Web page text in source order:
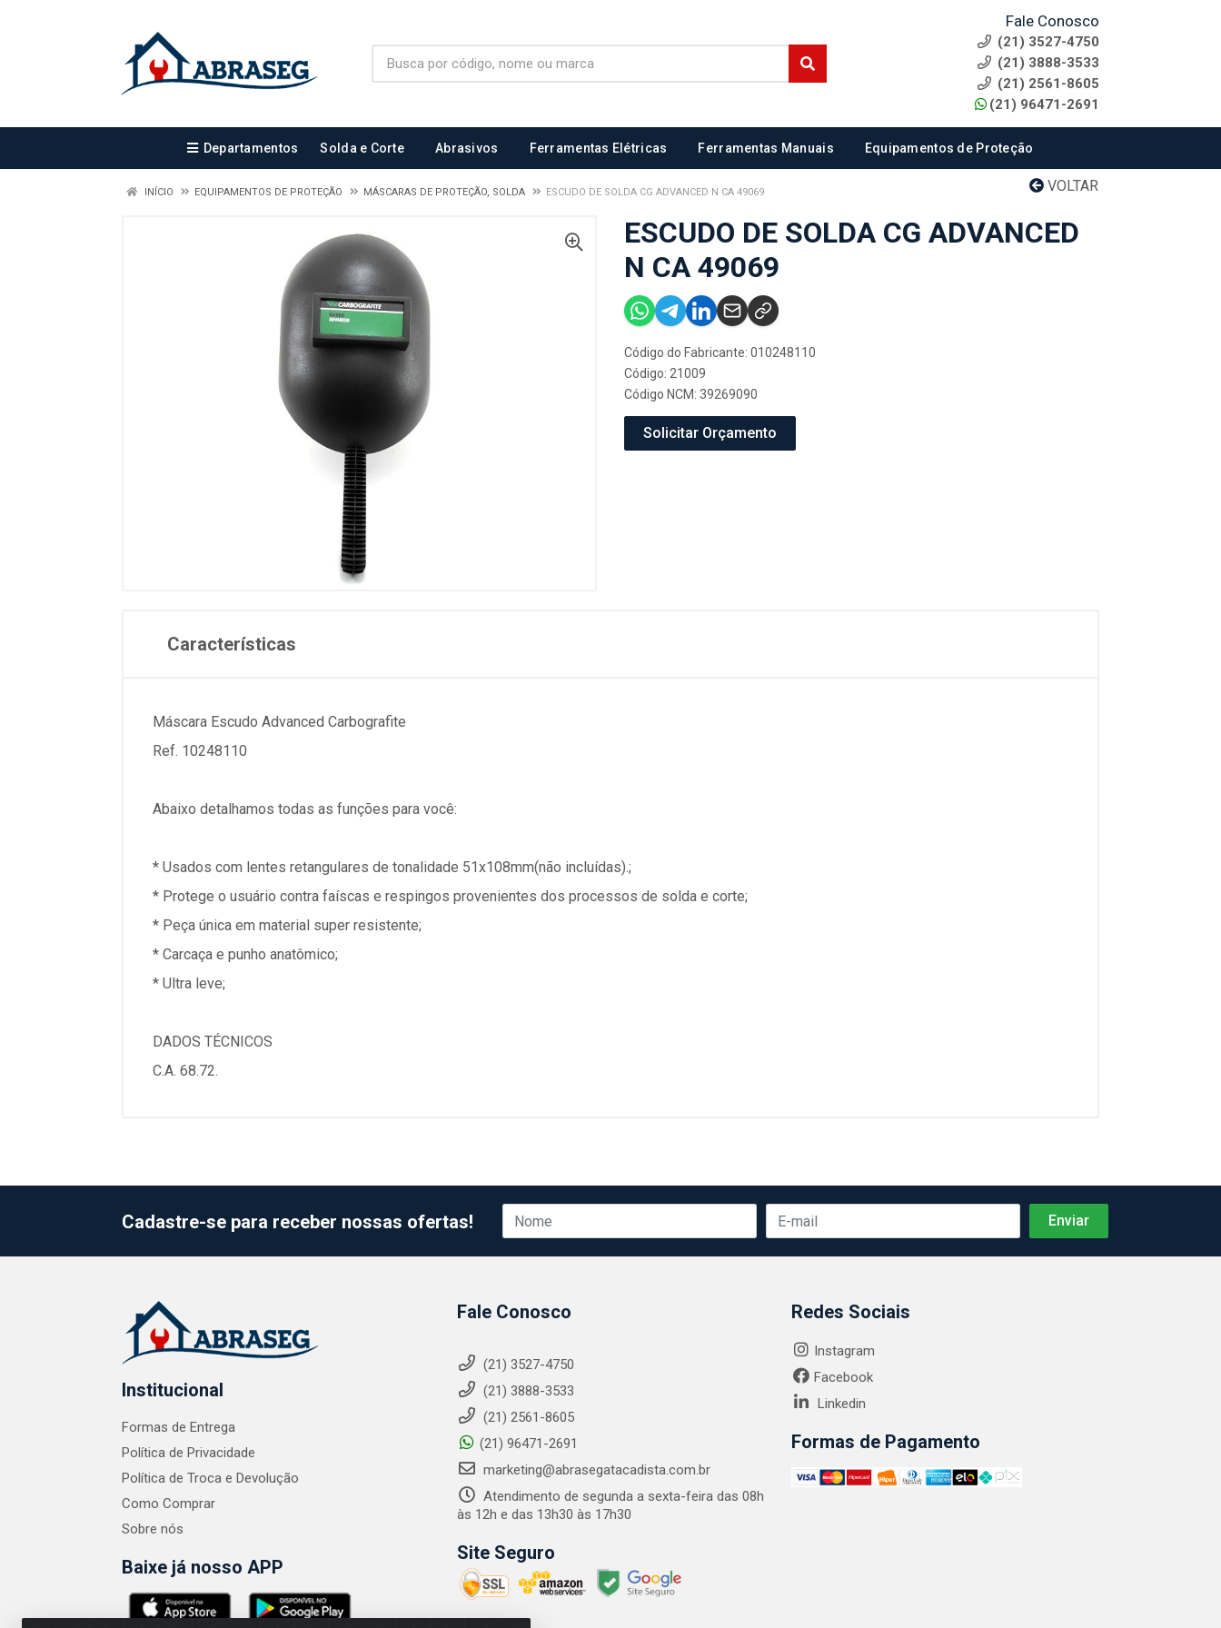
Fale Conosco
(21) 3527-4750
(21) 3888-3533
(21) 2561-8605
(21) 96471-2691
Departamentos Solda e Corte Abrasivos Ferramentas Elétricas Ferramentas Manuais Equipamentos de Proteção
VOLTAR
INÍCIO EQUIPAMENTOS DE PROTEÇÃO MÁSCARAS DE PROTEÇÃO, SOLDA ESCUDO DE SOLDA CG ADVANCED N CA 49069
ESCUDO DE SOLDA CG ADVANCED
N CA 49069
Código do Fabricante: 010248110
Código: 21009
Código NCM: 39269090
Solicitar Orçamento
Características
Máscara Escudo Advanced Carbografite
Ref. 10248110
Abaixo detalhamos todas as funções para você:
* Usados com lentes retangulares de tonalidade 51x108mm(não incluídas).;
* Protege o usuário contra faíscas e respingos provenientes dos processos de solda e corte;
* Peça única em material super resistente;
* Carcaça e punho anatômico;
* Ultra leve;
DADOS TÉCNICOS
C.A. 68.72.
Cadastre-se para receber nossas ofertas!
Institucional
Formas de Entrega
Política de Privacidade
Política de Troca e Devolução
Como Comprar
Sobre nós
Baixe já nosso APP
Fale Conosco
(21) 3527-4750
(21) 3888-3533
(21) 2561-8605
(21) 96471-2691
marketing@abrasegatacadista.com.br
Atendimento de segunda a sexta-feira das 08h
às 12h e das 13h30 às 17h30
Site Seguro
Redes Sociais
Instagram
Facebook
Linkedin
Formas de Pagamento